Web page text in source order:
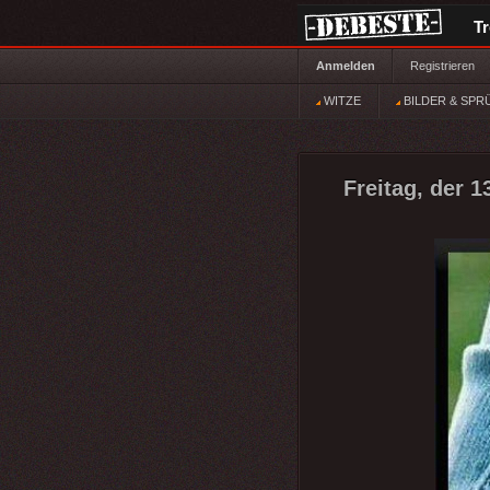
Anmelden Registrieren
WITZE BILDER &
Freitag, der